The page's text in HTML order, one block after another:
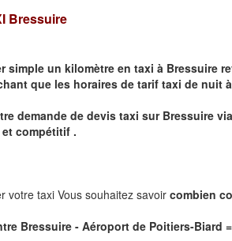
Bressuire
simple un kilomètre en taxi à Bressuire
que les horaires de tarif taxi de nuit à
demande de devis taxi sur Bressuire
compétitif .
votre taxi Vous souhaitez savoir combien
Bressuire - Aéroport de Poitiers-Biard